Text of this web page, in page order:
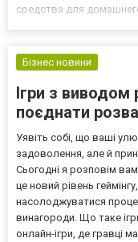
средства для
косметики предла...
Бізнес новини
Ігри з виводом
поєднати
Уявіть собі, що ваші
задоволення, але й
Сьогодні я розповім
це новий рівень
насолоджуватися
винагороди. Що таке
онлайн-ігри, де гравці